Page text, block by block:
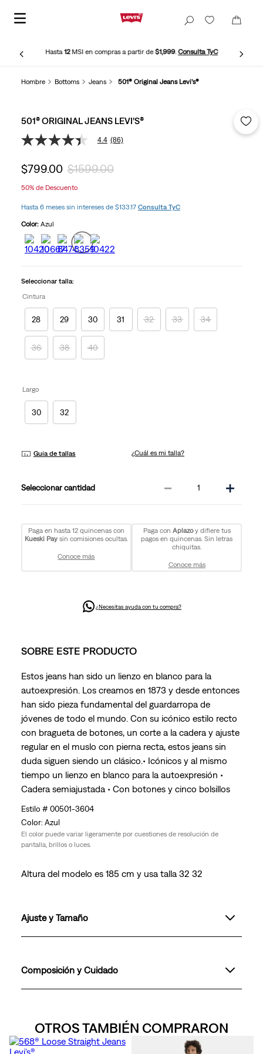
Hasta12MSI en compras a partir de$1,999.Consulta TyC
Hombre Bottoms Jeans 501® Original Jeans Levi’s®
501® ORIGINAL JEANS LEVI’S®
4.4
5
estrellas,
medio
valoración.
Read
86
Reviews.
Enlace
página.
4.4 (86)
$799.00 $1599.00
50%de Descuento
Hasta 6 meses sin intereses de $133.17 Consulta TyC
Color: Azul
Seleccionar talla:
Cintura
28 29 30 31 32 33 34
36 38 40
Largo
30 32
Guía de tallas ¿Cuál es mi talla?
cantidad ＋
－
Paga en hasta 12 quincenas con
Kueski Paysin comisiones ocultas.
Conoce más
Paga con Aplazoy difiere tus
pagos en quincenas. Sin letras
chiquitas.
Conoce más
¿Necesitas ayuda con tu compra?
SOBRE ESTE PRODUCTO
Estos jeans han sido un lienzo en blanco para la
autoexpresión. Los creamos en 1873 y desde entonces
han sido pieza fundamental del guardarropa de
jóvenes de todo el mundo. Con su icónico estilo recto
con bragueta de botones, un corte a la cadera y ajuste
regular en el muslo con pierna recta, estos jeans sin
duda siguen siendo un clásico.• Icónicos y al mismo
tiempo un lienzo en blanco para la autoexpresión •
Cadera semiajustada • Con botones y cinco bolsillos
00501-3604
Azul
El color puede variar ligeramente por cuestiones de resolución de
pantalla, brillos o luces.
Altura del modelo es 185 cm y usa talla 32 32
Ajuste y Tamaño
Composición y Cuidado
OTROS TAMBIÉN COMPRARON